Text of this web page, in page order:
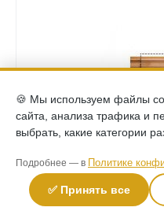
(0)
Полик над вытяжкой (900
3,435 Р
🍪 Мы используем файлы
сайта, анализа трафика и
выбрать, какие категории
Подробнее — в Политике
✅ Принять все